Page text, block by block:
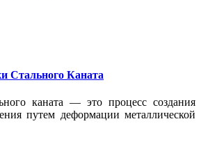
Стального Каната
каната — это процесс создания
путем деформации металлической